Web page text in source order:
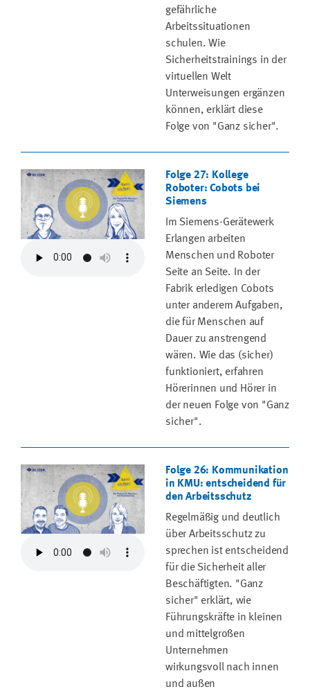
gefährliche
Arbeitssituationen
schulen. Wie
Sicherheitstrainings in der
virtuellen Welt
Unterweisungen ergänzen
können, erklärt diese
Folge von "Ganz sicher".
Folge 27: Kollege
Roboter: Cobots bei
Siemens
Im Siemens-Gerätewerk
Erlangen arbeiten
Menschen und Roboter
Seite an Seite. In der
Fabrik erledigen Cobots
unter anderem Aufgaben,
die für Menschen auf
Dauer zu anstrengend
wären. Wie das (sicher)
funktioniert, erfahren
Hörerinnen und Hörer in
der neuen Folge von "Ganz
sicher".
Folge 26: Kommunikation
in KMU: entscheidend für
den Arbeitsschutz
Regelmäßig und deutlich
über Arbeitsschutz zu
sprechen ist entscheidend
für die Sicherheit aller
Beschäftigten. "Ganz
sicher" erklärt, wie
Führungskräfte in kleinen
und mittelgroßen
Unternehmen
wirkungsvoll nach innen
und außen